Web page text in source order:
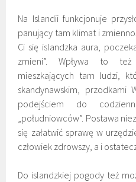
Na Islandii funkcjonuje
panujący tam klimat i
Ci się islandzka aura,
zmieni”. Wpływa to
mieszkających tam ludzi,
skandynawskim, przodkami
podejściem do
„południowców”. Postawa
się załatwić sprawę w
człowiek zdrowszy, a i
Do islandzkiej pogody też